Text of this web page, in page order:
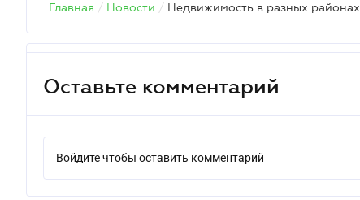
Главная / Новости /
Оставьте комментарий
Войдите чтобы оставить комментарий